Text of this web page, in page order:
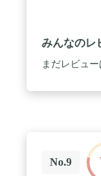
みんなのレ
まだレビュ
No.9